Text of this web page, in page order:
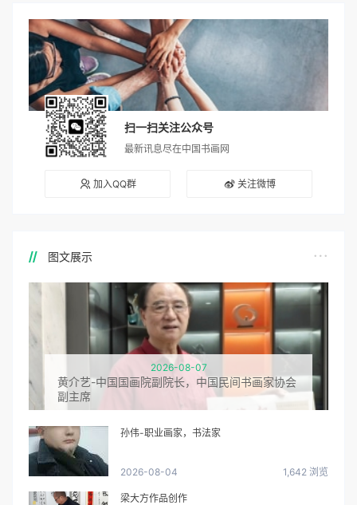
扫一扫关注公众号
最新讯息尽在中国书画网
加入QQ群 关注微博
图文展示
2026-08-07
黄介艺-中国国画院副院长，中国民间书画家协会
副主席
孙伟-职业画家，书法家
2026-08-04 1,642 浏览
梁大方作品创作